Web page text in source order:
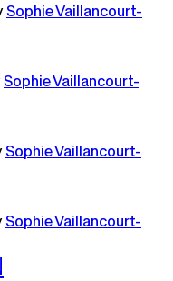
Sophie Vaillancourt-
Sophie Vaillancourt-
Sophie Vaillancourt-
Sophie Vaillancourt-